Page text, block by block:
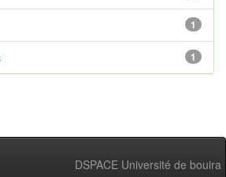
1
1
DSPACE Université de bouira